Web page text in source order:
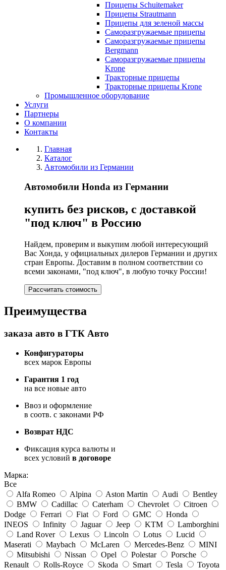
Прицепы Schuitemaker
Прицепы Strautmann
Прицепы для зеленой массы
Саморазгружаемые прицепы
Саморазгружаемые прицепы
Bergmann
Саморазгружаемые прицепы
Krone
Тракторные прицепы
Тракторные прицепы Krone
Промышленное оборудование
Услуги
Партнеры
О компании
Контакты
Главная
Каталог
Автомобили из Германии
Автомобили Honda из Германии
купить без рисков, с доставкой
"под ключ" в Россию
Найдем, проверим и выкупим любой интересующий
Вас Хонда, у официальных дилеров Германии и других
стран Европы. Доставим в полном соответствии со
всеми законами, "под ключ", в любую точку России!
Рассчитать стоимость
Преимущества
заказа авто в ГТК Авто
Конфигураторы
всех марок Европы
Гарантия 1 год
на все новые авто
Ввоз и оформление
в соотв. с законами РФ
Возврат НДС
Фиксация курса валюты и
всех условий в договоре
Марка:
Все
Alfa Romeo
Alpina Aston Martin Audi
Bentley
BMW
Cadillac Caterham Chevrolet
Citroen
Dodge
Ferrari Fiat Ford GMC
Honda
INEOS
Infinity Jaguar Jeep KTM
Lamborghini
Land Rover
Lexus Lincoln Lotus
Lucid
Maserati
Maybach McLaren Mercedes-Benz
MINI
Mitsubishi
Nissan Opel Polestar
Porsche
Renault
Rolls-Royce Skoda Smart Tesla
Toyota